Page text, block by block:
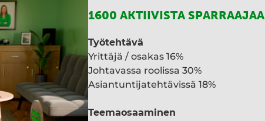
1600 AKTIIVISTA SPARRAAJAA
Työtehtävä
Yrittäjä / osakas 16%
Johtavassa roolissa 30%
Asiantuntijatehtävissä 18%
Teemaosaaminen